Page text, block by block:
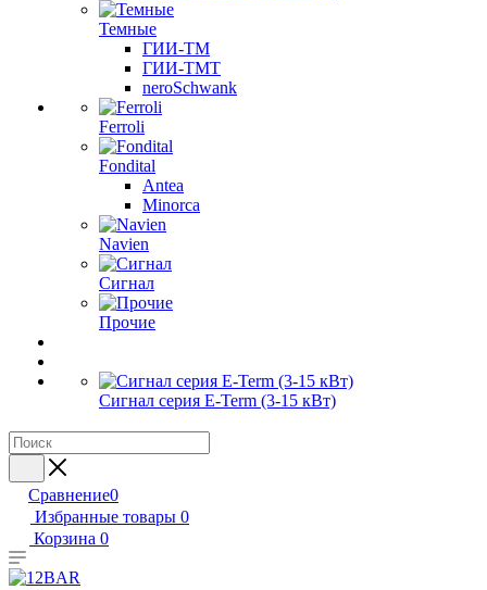
Темные
ГИИ-ТМ
ГИИ-ТМТ
neroSchwank
Ferroli
Fondital
Antea
Minorca
Navien
Сигнал
Прочие
Сигнал серия E-Term (3-15 кВт)
Сравнение0
Избранные товары 0
Корзина 0